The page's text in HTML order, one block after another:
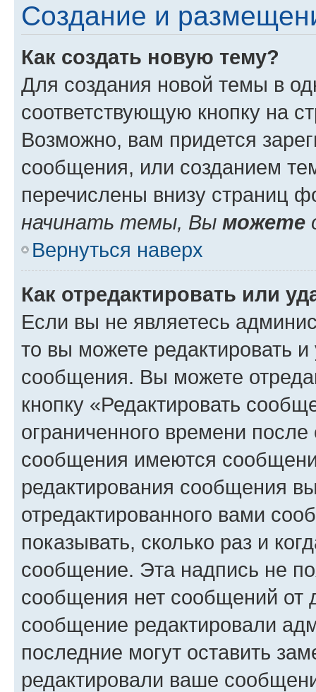
Создание и
Как создать новую тему?
Для создания новой темы в
соответствующую кнопку на
Возможно, вам придется
сообщения, или созданием
перечислены внизу страниц
начинать темы, Вы можете
Вернуться наверх
Как отредактировать или
Если вы не являетесь
то вы можете редактировать
сообщения. Вы можете
кнопку «Редактировать
ограниченного времени
сообщения имеются
редактирования сообщения
отредактированного вами
показывать, сколько раз и
сообщение. Эта надпись не
сообщения нет сообщений от
сообщение редактировали
последние могут оставить
редактировали ваше